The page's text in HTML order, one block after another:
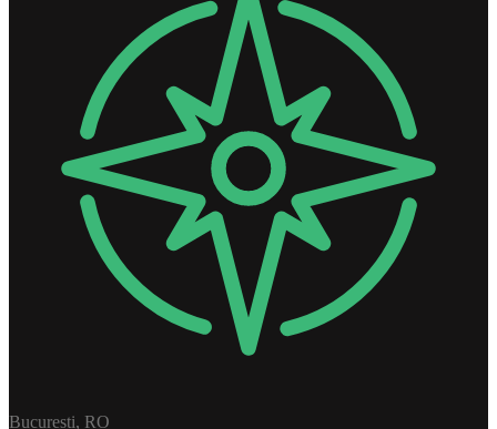
Bucuresti, RO